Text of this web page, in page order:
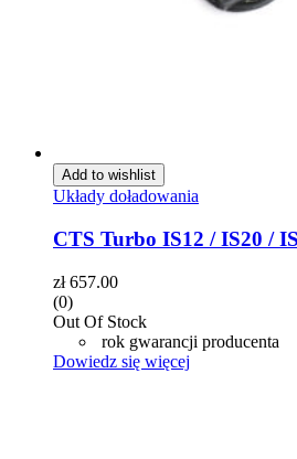
Add to wishlist
Układy doładowania
CTS Turbo IS12 / IS20 /
zł657.00
(0)
Out Of Stock
rok gwarancji producenta
Dowiedz się więcej